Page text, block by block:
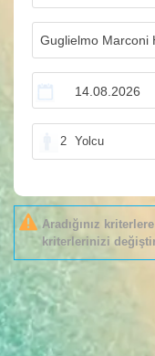
2 Yolcu
Aradığınız
kriterlerinizi